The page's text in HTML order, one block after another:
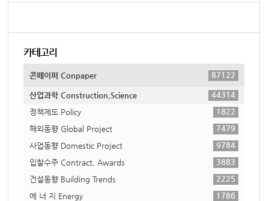
카테고리
콘페이퍼 Conpaper 87122
산업과학 Construction,Science
44314
정책제도 Policy
1822
해외동향 Global Project
7479
사업동향 Domestic Project
9784
입찰수주 Contract, Awards
3883
건설동향 Building Trends
2225
에 너 지 Energy
1786